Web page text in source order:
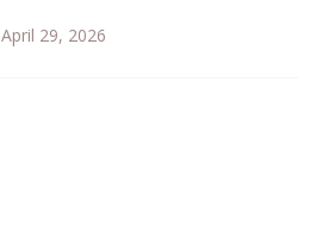
April 29, 2026